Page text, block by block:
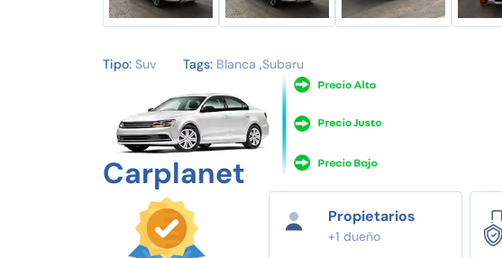
Tipo: Suv Tags: Blanca ,Subaru
Carplanet
Propietarios
+1 dueño